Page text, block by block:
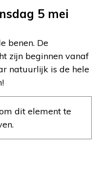
5 mei
benen. De
zijn beginnen vanaf
natuurlijk is de hele
dit element te